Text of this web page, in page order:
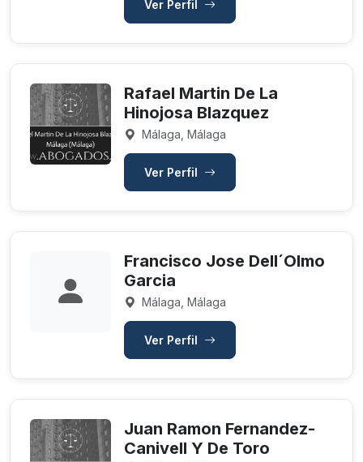
Ver Perfil
Rafael Martin De La
Hinojosa Blazquez
Málaga, Málaga
Ver Perfil
Francisco Jose Dell´Olmo
Garcia
Málaga, Málaga
Ver Perfil
Juan Ramon Fernandez-
Canivell Y De Toro